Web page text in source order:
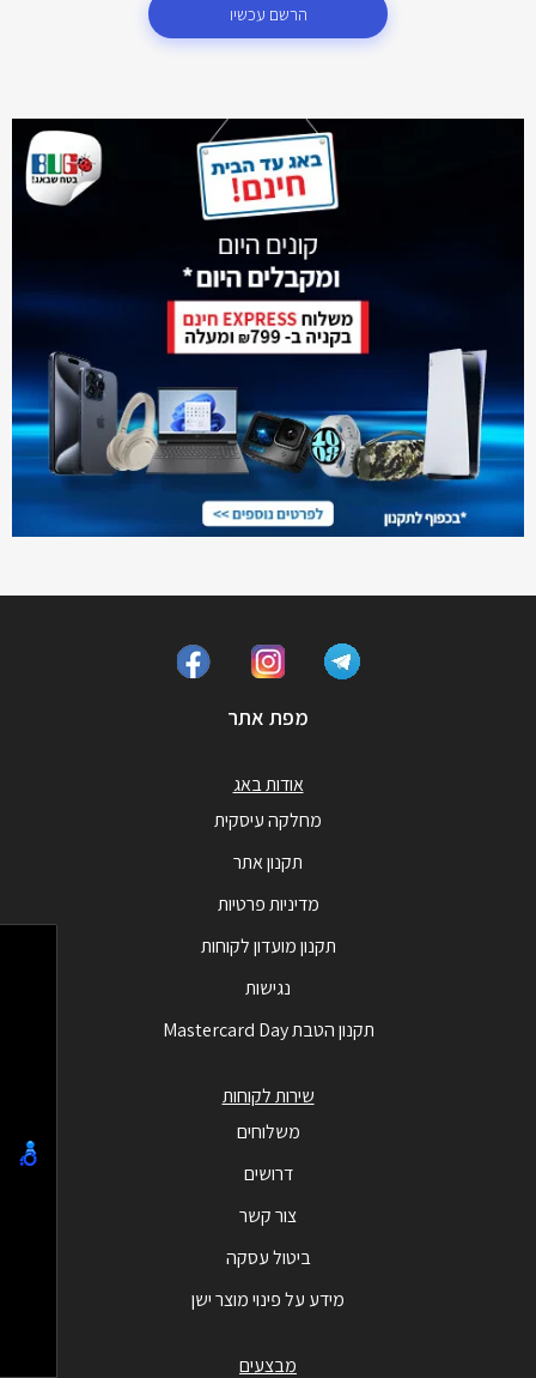
הרשם עכשיו
מפת אתר
אודות באג
מחלקה עיסקית
תקנון אתר
מדיניות פרטיות
תקנון מועדון לקוחות
נגישות
תקנון הטבת Mastercard Day
שירות לקוחות
משלוחים
דרושים
צור קשר
ביטול עסקה
מידע על פינוי מוצר ישן
מבצעים